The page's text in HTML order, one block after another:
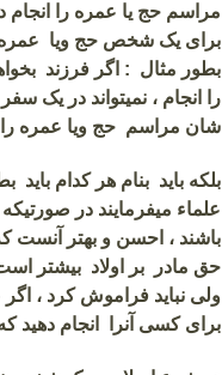
مراسم حج یا عمره را
برای یک شخص حج ویا عمره
بطور مثال : اگر فرزند
را انجام ، نمیتواند در یک
شان مراسم حج ویا عمره را
بلکه باید بنام هر کدام
علماء میفرمایند در
باشند ، احسن و بهتر آنست
حق مادر بر اولاد بیشتر
ولی نباید فراموش کرد ، اگر
برای کسی آنرا انجام دهید